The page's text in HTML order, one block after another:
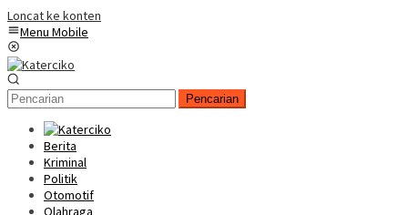
Loncat ke konten
Menu Mobile
Pencarian
Berita
Kriminal
Politik
Otomotif
Olahraga